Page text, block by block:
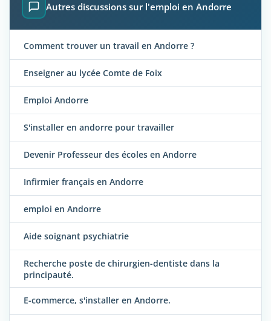
Autres discussions sur l'emploi en Andorre
Comment trouver un travail en Andorre ?
Enseigner au lycée Comte de Foix
Emploi Andorre
S'installer en andorre pour travailler
Devenir Professeur des écoles en Andorre
Infirmier français en Andorre
emploi en Andorre
Aide soignant psychiatrie
Recherche poste de chirurgien-dentiste dans la
principauté.
E-commerce, s'installer en Andorre.